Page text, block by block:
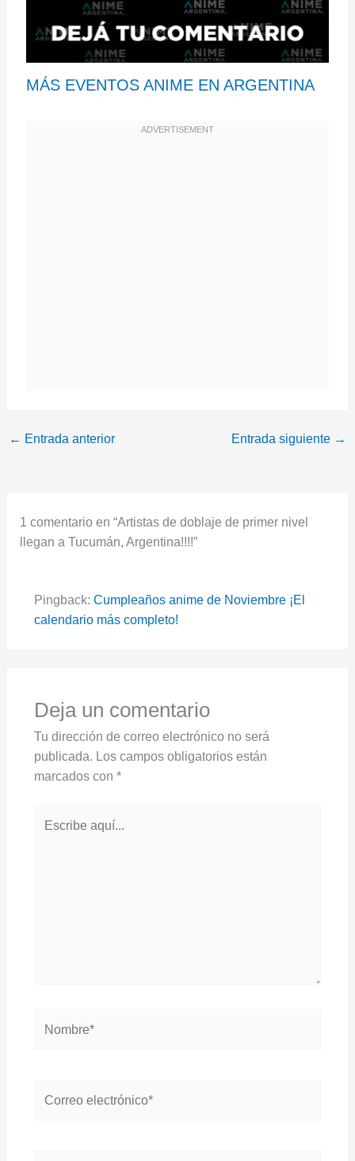
MÁS EVENTOS ANIME EN ARGENTINA
← Entrada anterior Entrada siguiente →
1 comentario en “Artistas de doblaje de primer nivel
llegan a Tucumán, Argentina!!!!”
Pingback: Cumpleaños anime de Noviembre ¡El
calendario más completo!
Deja un comentario
Tu dirección de correo electrónico no será
publicada. Los campos obligatorios están
marcados con *
aquí...
electrónico*